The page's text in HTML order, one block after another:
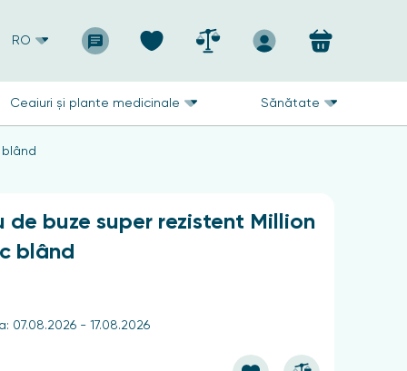
RO
Ceaiuri și plante medicinale Sănătate
de buze super rezistent Million
blând
07.08.2026 - 17.08.2026